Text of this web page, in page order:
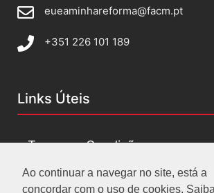
Ao continuar a navegar no site, está a
concordar com o uso de cookies.
eueaminhareforma@facm.pt
+351 226 101 189
Links Úteis
Termos e Condições
Políticas de privacidade